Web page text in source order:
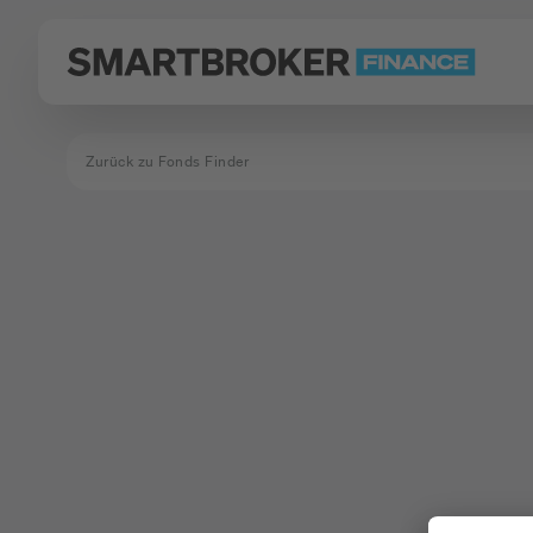
Zurück zu Fonds Finder